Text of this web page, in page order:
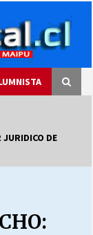
69 AÑOS DE
JURIDICO DE